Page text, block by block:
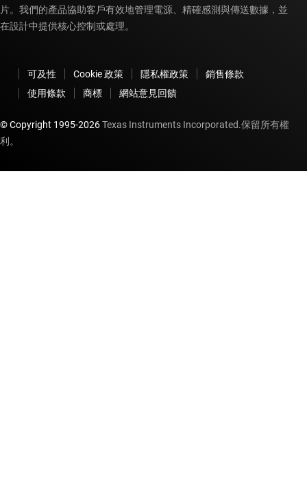
片。我們的產品協助客戶有效地管理電源、精確感測與傳送數據，並
在設計中提供核心控制或處理。
可及性 Cookie 政策 隱私權政策
銷售條款
使用條款
商標 網站意見回饋
© Copyright 1995-2026Texas Instruments Incorporated.保留所有權
利。